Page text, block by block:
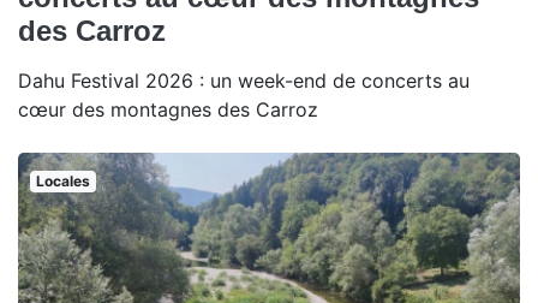
des Carroz
Dahu Festival 2026 : un week-end de concerts au
cœur des montagnes des Carroz
Locales